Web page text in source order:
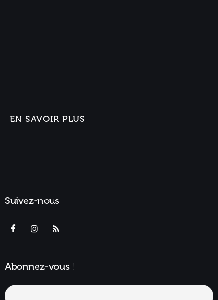
EN SAVOIR PLUS
Suivez-nous
Abonnez-vous !